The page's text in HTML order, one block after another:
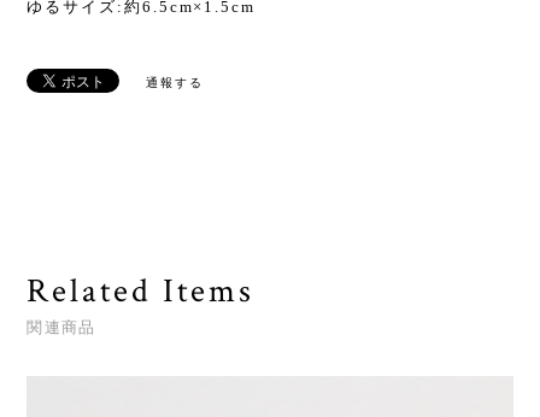
ゆるサイズ:約6.5cm×1.5cm
通報する
Related Items
関連商品